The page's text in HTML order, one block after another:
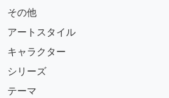
その他
アートスタイル
キャラクター
シリーズ
テーマ